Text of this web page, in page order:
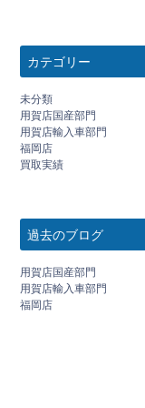
カテゴリー
未分類
用賀店国産部門
用賀店輸入車部門
福岡店
買取実績
過去のブログ
用賀店国産部門
用賀店輸入車部門
福岡店